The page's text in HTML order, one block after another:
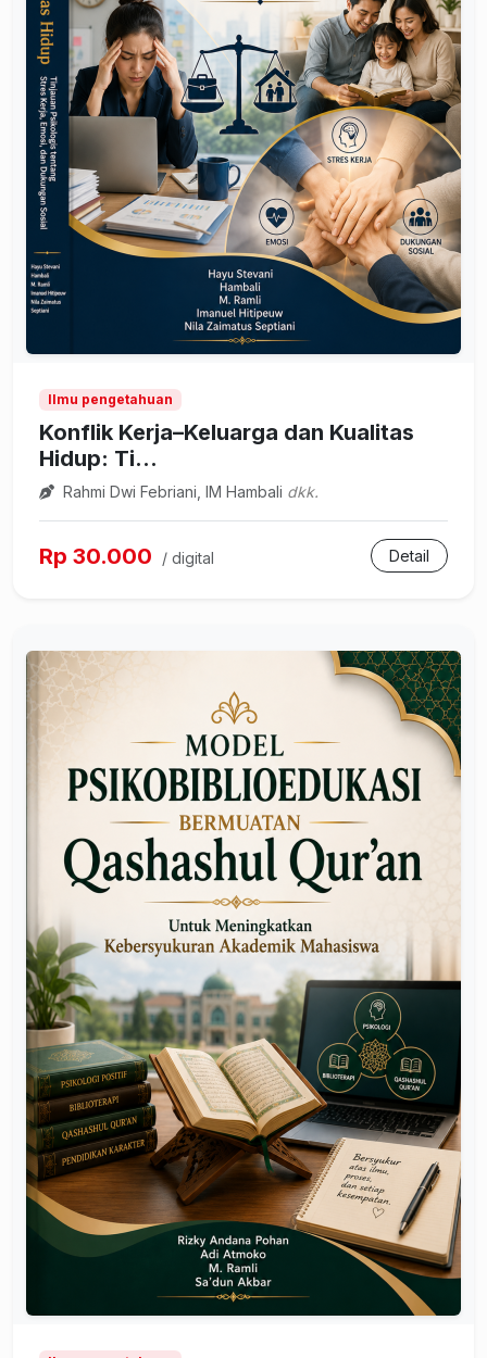
Ilmu pengetahuan
Konflik Kerja–Keluarga dan Kualitas
Hidup: Ti...
Rahmi Dwi Febriani, IM Hambali dkk.
Rp 30.000 / digital Detail